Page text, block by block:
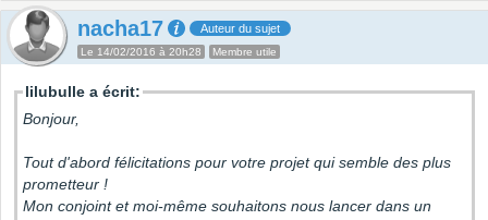
nacha17 Auteur du sujet
Le 14/02/2016 à 20h28 Membre utile
lilubulle a écrit:
Bonjour,
Tout d'abord félicitations pour votre projet qui semble des plus
prometteur !
Mon conjoint et moi-même souhaitons nous lancer dans un